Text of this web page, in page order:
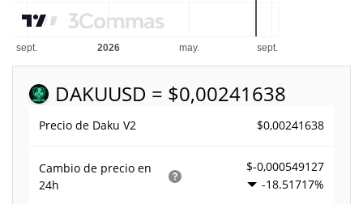
DAKUUSD = $0,00241638
Precio de Daku V2 $0,00241638
Cambio de precio en
24h
$-0,000549127
-18.51717%